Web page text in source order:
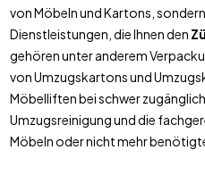
von Möbeln und Kartons,
Dienstleistungen, die Ihnen den
gehören unter anderem
von Umzugskartons und
Möbelliften bei schwer
Umzugsreinigung und die
Möbeln oder nicht mehr